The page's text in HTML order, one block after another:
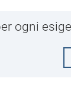
ogni